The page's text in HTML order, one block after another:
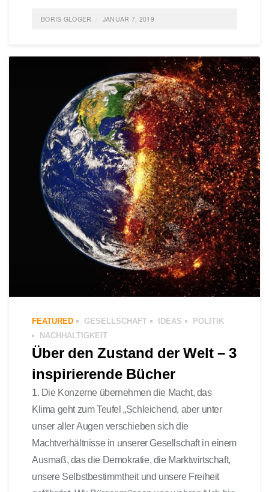
BORIS GLOGER JANUAR 7, 2019
AGILE ORGANISATION,
SKALIERUNG,TEAMTAGGEDBÜCHER,TEAM,
SKALIERUNG,FÜHRUNG0 COMMENTS
FEATURED GESELLSCHAFT IDEAS
POLITIK
NACHHALTIGKEIT
Über den Zustand der Welt – 3
inspirierende Bücher
1. Die Konzerne übernehmen die Macht, das
Klima geht zum Teufel „Schleichend, aber unter
unser aller Augen verschieben sich die
Machtverhältnisse in unserer Gesellschaft in einem
Ausmaß, das die Demokratie, die Marktwirtschaft,
unsere Selbstbestimmtheit und unsere Freiheit